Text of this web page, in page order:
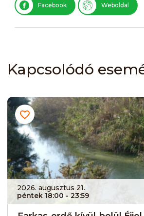
Facebook Weboldal
Kapcsolódó
2026. augusztus 21.
péntek 18:00 - 23:59